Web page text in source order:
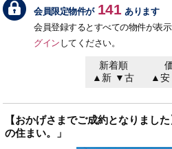
会員限定物件が 141 あります
会員登録するとすべての物件が表
グイン してください。
新着順
▲新 ▼古
▲安
【おかげさまでご成約となりまし
の住まい。」